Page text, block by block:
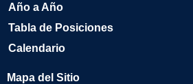
Año a Año
Tabla de Posiciones
Calendario
Mapa del Sitio